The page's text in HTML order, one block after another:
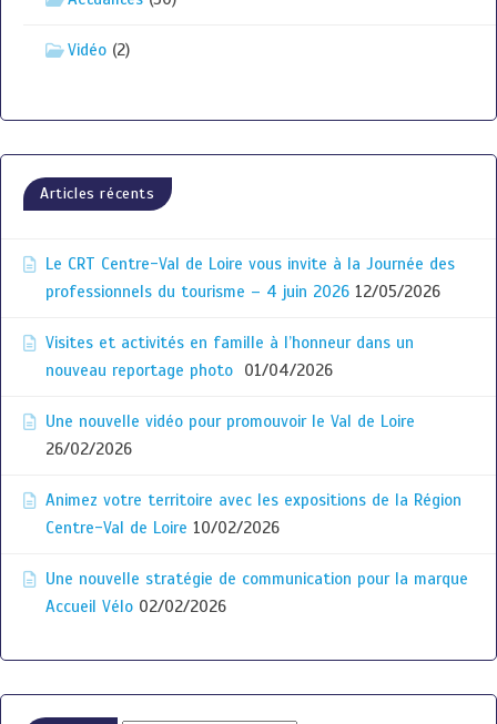
Vidéo (2)
Articles récents
Le CRT Centre-Val de Loire vous invite à la Journée des
professionnels du tourisme – 4 juin 2026 12/05/2026
Visites et activités en famille à l’honneur dans un
nouveau reportage photo
01/04/2026
Une nouvelle vidéo pour promouvoir le Val de Loire
26/02/2026
Animez votre territoire avec les expositions de la Région
Centre-Val de Loire 10/02/2026
Une nouvelle stratégie de communication pour la marque
Accueil Vélo 02/02/2026